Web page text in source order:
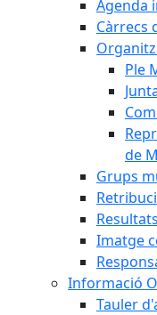
Agenda
Càrrecs
Ple
de
Grups
Imatge
Informació
Tauler